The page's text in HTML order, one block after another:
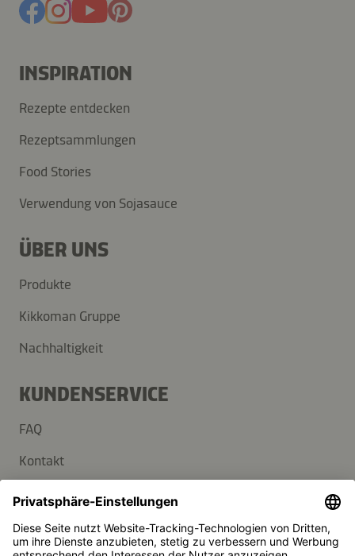
INSPIRATION
Rezepte entdecken
Rezeptsammlungen
Food Stories
Verwendung von Sojasauce
ÜBER UNS
Produkte
Kikkoman Gruppe
Nachhaltigkeit
KUNDENSERVICE
FAQ
Kontakt
Newsletter
Presse